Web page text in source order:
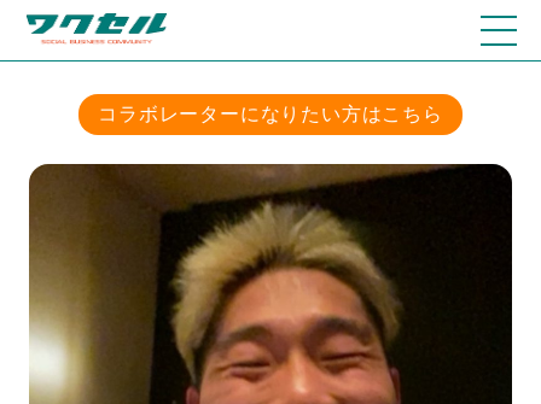
コラボレーターになりたい方はこちら